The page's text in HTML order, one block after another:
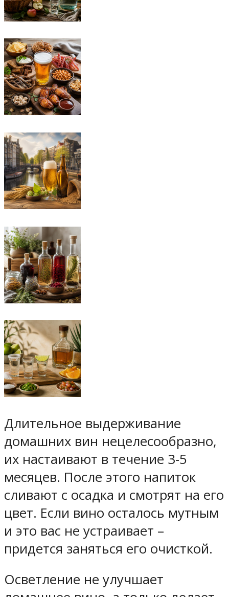
Длительное выдерживание
домашних вин нецелесообразно,
их настаивают в течение 3-5
месяцев. После этого напиток
сливают с осадка и смотрят на его
цвет. Если вино осталось мутным
и это вас не устраивает –
придется заняться его очисткой.
Осветление не улучшает